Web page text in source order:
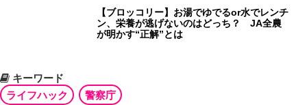
【ブロッコリー】お湯でゆでるor水でレンチ
ン、栄養が逃げないのはどっち？ JA全農
が明かす“正解”とは
キーワード
ライフハック
警察庁